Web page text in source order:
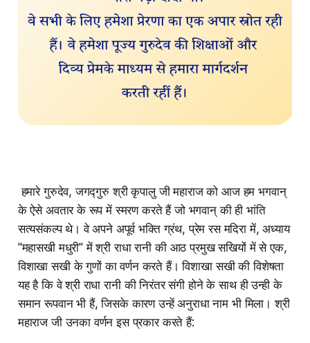
हमारे गुरुदेव, जगद्गुरु श्री कृपालु जी महाराज को आज हम भगवान्
के ऐसे अवतार के रूप में स्मरण करते हैं जो भगवान् की ही भांति
सत्यसंकल्प थे। वे अपने अपूर्व भक्ति ग्रंथ, प्रेम रस मदिरा में, अध्याय
"महासखी मधुरी" में श्री राधा रानी की आठ प्रमुख सखियों में से एक,
विशाखा सखी के गुणों का वर्णन करते हैं। विशाखा सखी की विशेषता
यह है कि वे श्री राधा रानी की निरंतर संगी होने के साथ ही उन्ही के
समान रूपवान भी हैं, जिसके कारण उन्हें अनुराधा नाम भी मिला। श्री
महाराज जी उनका वर्णन इस प्रकार करते हैं: